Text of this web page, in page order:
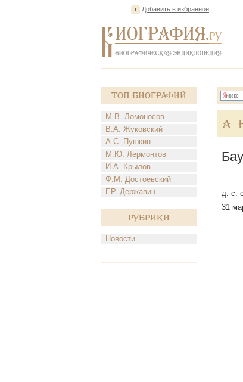
Добавить в избранное
Топ Биографий
М.В. Ломоносов
В.А. Жуковский
А.С. Пушкин
М.Ю. Лермонтов
И.А. Крылов
Ф.М. Достоевский
Г.Р. Державин
Рубрики
Новости
А
д. с.
31